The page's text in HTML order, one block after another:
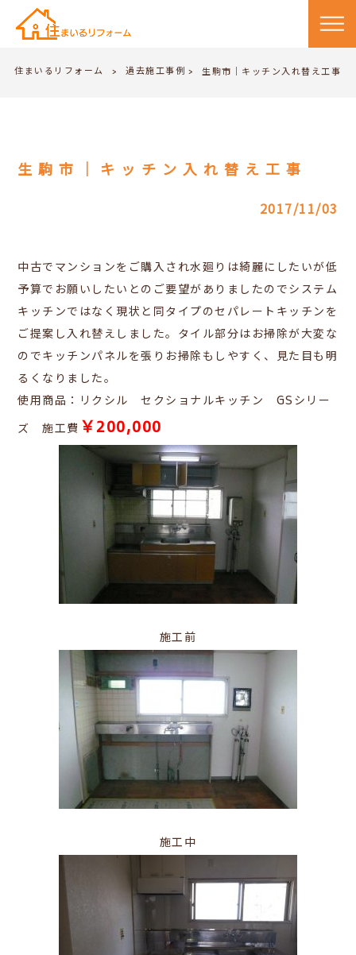
住まいるリフォーム > 過去施工事例 > 生駒市｜キッチン入れ替え工事
生駒市｜キッチン入れ替え工事
2017/11/03
中古でマンションをご購入され水廻りは綺麗にしたいが低
予算でお願いしたいとのご要望がありましたのでシステム
キッチンではなく現状と同タイプのセパレートキッチンを
ご提案し入れ替えしました。タイル部分はお掃除が大変な
のでキッチンパネルを張りお掃除もしやすく、見た目も明
るくなりました。
使用商品：リクシル セクショナルキッチン GSシリー
ズ 施工費 ￥200,000
施工前
施工中